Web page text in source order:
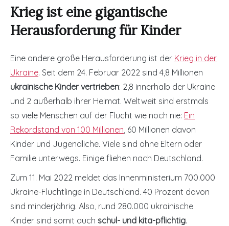
Krieg ist eine gigantische
Herausforderung für Kinder
Eine andere große Herausforderung ist der Krieg in der
Ukraine. Seit dem 24. Februar 2022 sind 4,8 Millionen
ukrainische Kinder vertrieben: 2,8 innerhalb der Ukraine
und 2 außerhalb ihrer Heimat. Weltweit sind erstmals
so viele Menschen auf der Flucht wie noch nie: Ein
Rekordstand von 100 Millionen , 60 Millionen davon
Kinder und Jugendliche. Viele sind ohne Eltern oder
Familie unterwegs. Einige fliehen nach Deutschland.
Zum 11. Mai 2022 meldet das Innenministerium 700.000
Ukraine-Flüchtlinge in Deutschland. 40 Prozent davon
sind minderjährig. Also, rund 280.000 ukrainische
Kinder sind somit auch schul- und kita-pflichtig.